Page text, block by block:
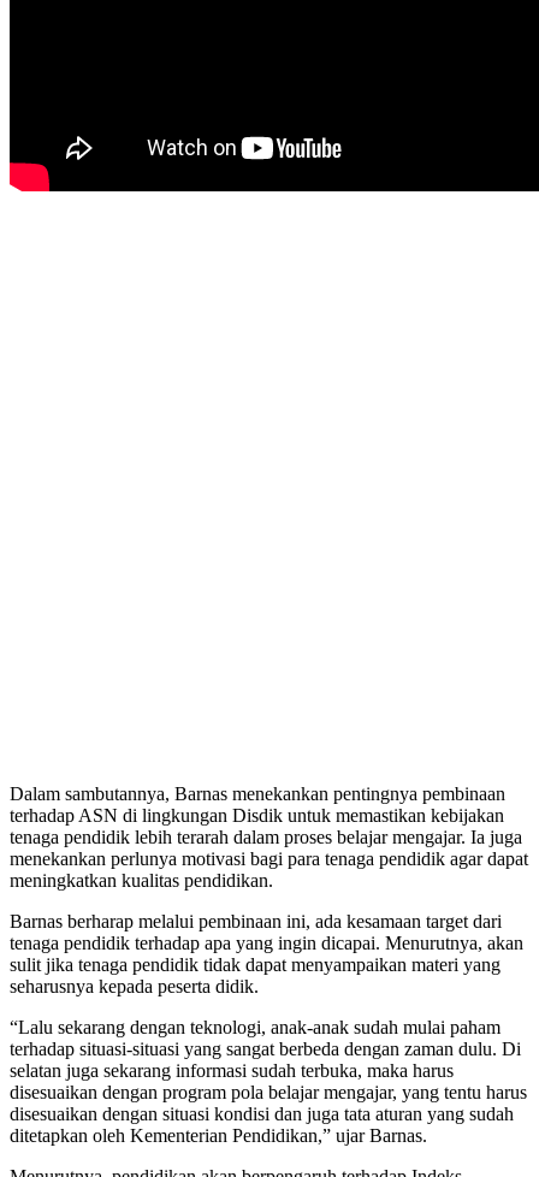
Dalam sambutannya, Barnas menekankan pentingnya pembinaan
terhadap ASN di lingkungan Disdik untuk memastikan kebijakan
tenaga pendidik lebih terarah dalam proses belajar mengajar. Ia juga
menekankan perlunya motivasi bagi para tenaga pendidik agar dapat
meningkatkan kualitas pendidikan.
Barnas berharap melalui pembinaan ini, ada kesamaan target dari
tenaga pendidik terhadap apa yang ingin dicapai. Menurutnya, akan
sulit jika tenaga pendidik tidak dapat menyampaikan materi yang
seharusnya kepada peserta didik.
“Lalu sekarang dengan teknologi, anak-anak sudah mulai paham
terhadap situasi-situasi yang sangat berbeda dengan zaman dulu. Di
selatan juga sekarang informasi sudah terbuka, maka harus
disesuaikan dengan program pola belajar mengajar, yang tentu harus
disesuaikan dengan situasi kondisi dan juga tata aturan yang sudah
ditetapkan oleh Kementerian Pendidikan,” ujar Barnas.